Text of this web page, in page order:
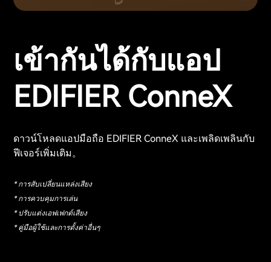
เข้ากันได้กับแอป
EDIFIER ConneX
ดาวน์โหลดแอปมือถือ EDIFIER ConneX และเพลิดเพลินกับ
ฟีเจอร์เพิ่มเติม。
* การสับเปลี่ยนแหล่งเสียง
* การควบคุมการเล่น
* ปรับแต่งเอฟเฟกต์เสียง
* คู่มือผู้ใช้และการตั้งค่าอื่นๆ